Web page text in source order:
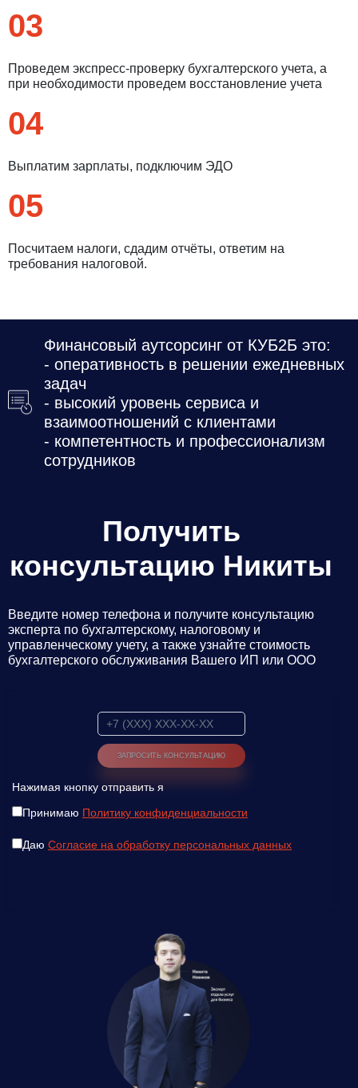
03
Проведем экспресс-проверку бухгалтерского учета, а
при необходимости проведем восстановление учета
04
Выплатим зарплаты, подключим ЭДО
05
Посчитаем налоги, сдадим отчёты, ответим на
требования налоговой.
Финансовый аутсорсинг от КУБ2Б это:
- оперативность в решении ежедневных
задач
- высокий уровень сервиса и
взаимоотношений с клиентами
- компетентность и профессионализм
сотрудников
Получить
консультацию Никиты
Введите номер телефона и получите консультацию
эксперта по бухгалтерскому, налоговому и
управленческому учету, а также узнайте стоимость
бухгалтерского обслуживания Вашего ИП или ООО
Нажимая кнопку отправить я
Принимаю Политику конфиденциальности
Даю Согласие на обработку персональных данных
Введите ваш номер телефона и мы вам
Нажимая кнопку отправить я
Политику конфиденциальности